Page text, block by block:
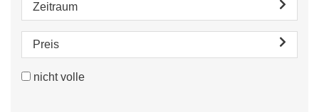
Zeitraum
Preis
nicht volle